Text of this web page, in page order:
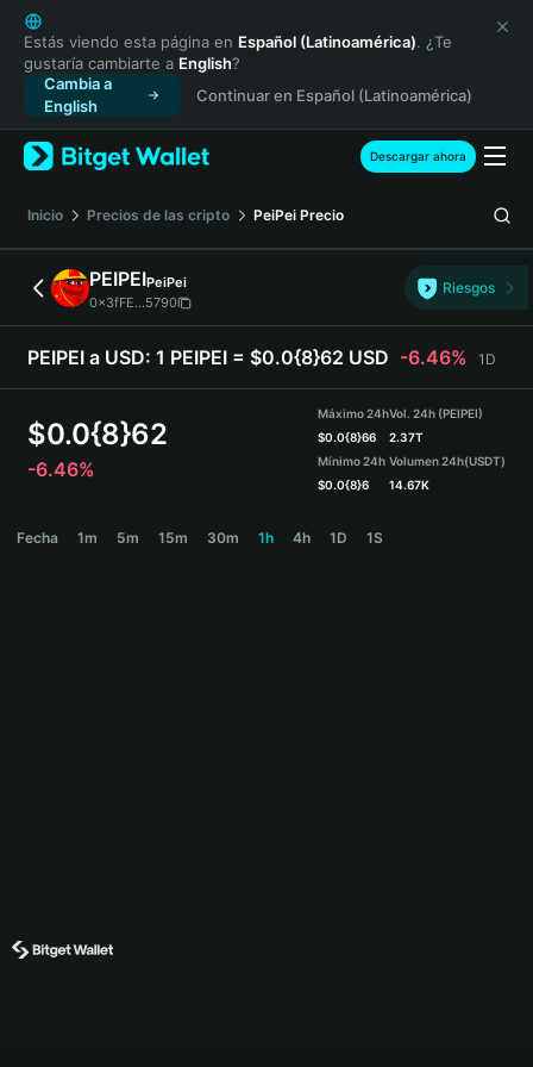
English
日本語
Tiếng Việt
Русский
Español (Latinoamérica)
Türkçe
Français
Deutsch
简体中文
繁體中文
Português (Portugal)
Bahasa Indonesia
ภาษาไทย
Español
Español (Argentina)
Estás viendo esta página en Español (Latinoamérica). ¿Te
gustaría cambiarte a English?
Cambia a
English
Continuar en Español (Latinoamérica)
Descargar ahora
Inicio Precios de las cripto PeiPei Precio
PEIPEIPeiPei
0x3fFE...5790
Riesgos
PEIPEI a USD: 1 PEIPEI = $0.0{8}62 USD -6.46% 1D
$0.0{8}62
-6.46%
Máximo 24h
$0.0{8}66
Mínimo 24h
$0.0{8}6
Vol. 24h (PEIPEI)
2.37T
Volumen 24h(USDT)
14.67K
Fecha 1m 5m 15m 30m 1h 4h 1D 1S